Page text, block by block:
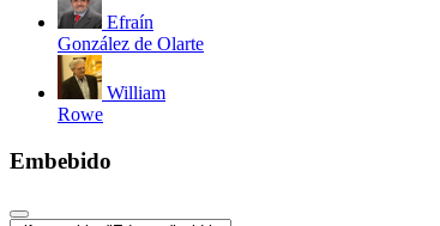
Efraín
González de Olarte
William
Rowe
Embebido